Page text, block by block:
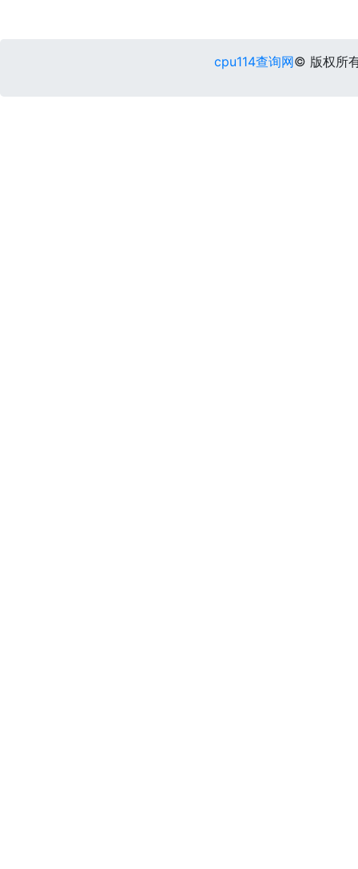
cpu114查询网© 版权所